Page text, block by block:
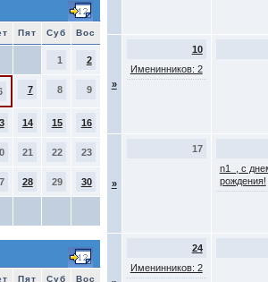
Пят Суб Вос
1 2
7 8 9
14 15 16
21 22 23
28 29 30
Пят Суб Вос
»
10
Именинников: 2
»
17
n1_, с
рождения!
24
Именинников: 2